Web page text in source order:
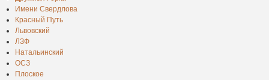
Имени Свердлова
Красный Путь
Львовский
ЛЗФ
Натальинский
ОСЗ
Плоское